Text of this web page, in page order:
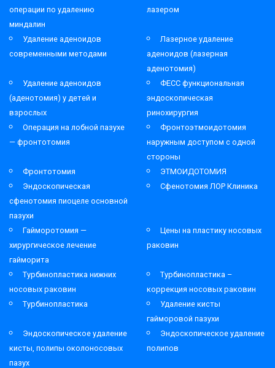
операции по удалению
миндалин
лазером
Удаление аденоидов
современными методами
Лазерное удаление
аденоидов (лазерная
аденотомия)
Удаление аденоидов
(аденотомия) у детей и
взрослых
ФЕСС функциональная
эндоскопическая
ринохирургия
Операция на лобной пазухе
— фронтотомия
Фронтоэтмоидотомия
наружным доступом с одной
стороны
Фронтотомия
ЭТМОИДОТОМИЯ
Эндоскопическая
сфенотомия пиоцеле основной
пазухи
Сфенотомия ЛОР Клиника
Гайморотомия —
хирургическое лечение
гайморита
Цены на пластику носовых
раковин
Турбинопластика нижних
носовых раковин
Турбинопластика –
коррекция носовых раковин
Турбинопластика
Удаление кисты
гайморовой пазухи
Эндоскопическое удаление
кисты, полипы околоносовых
пазух
Эндоскопическое удаление
полипов